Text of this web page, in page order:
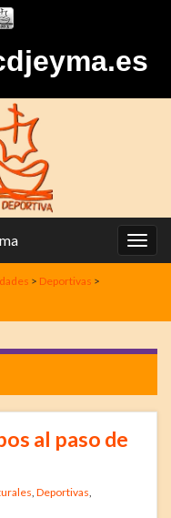
la
> Deportivas >
al paso de
Deportivas